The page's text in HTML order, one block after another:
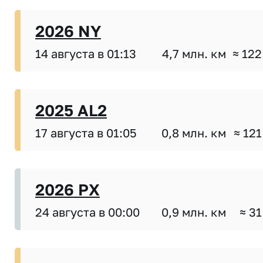
2026 NY
14 августа в 01:13 4,7 млн. км ≈
2025 AL2
17 августа в 01:05 0,8 млн. км ≈
2026 PX
24 августа в 00:00 0,9 млн. км ≈